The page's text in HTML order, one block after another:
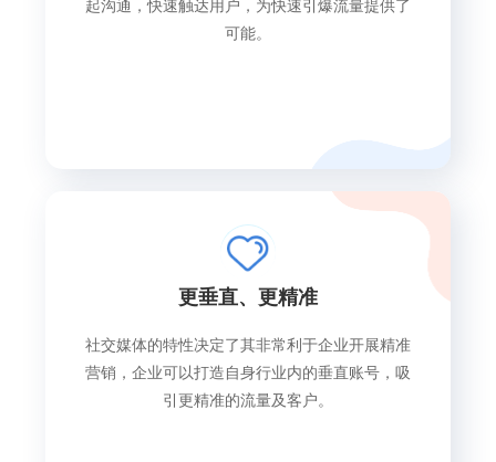
起沟通，快速触达用户，为快速引爆流量提供了
可能。
更垂直、更精准
社交媒体的特性决定了其非常利于企业开展精准
营销，企业可以打造自身行业内的垂直账号，吸
引更精准的流量及客户。